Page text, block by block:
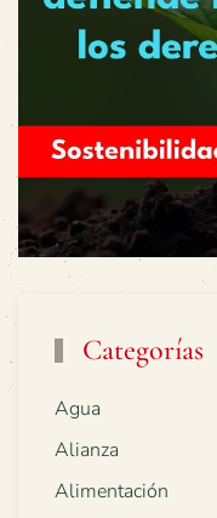
Categorías
Agua
Alianza
Alimentación